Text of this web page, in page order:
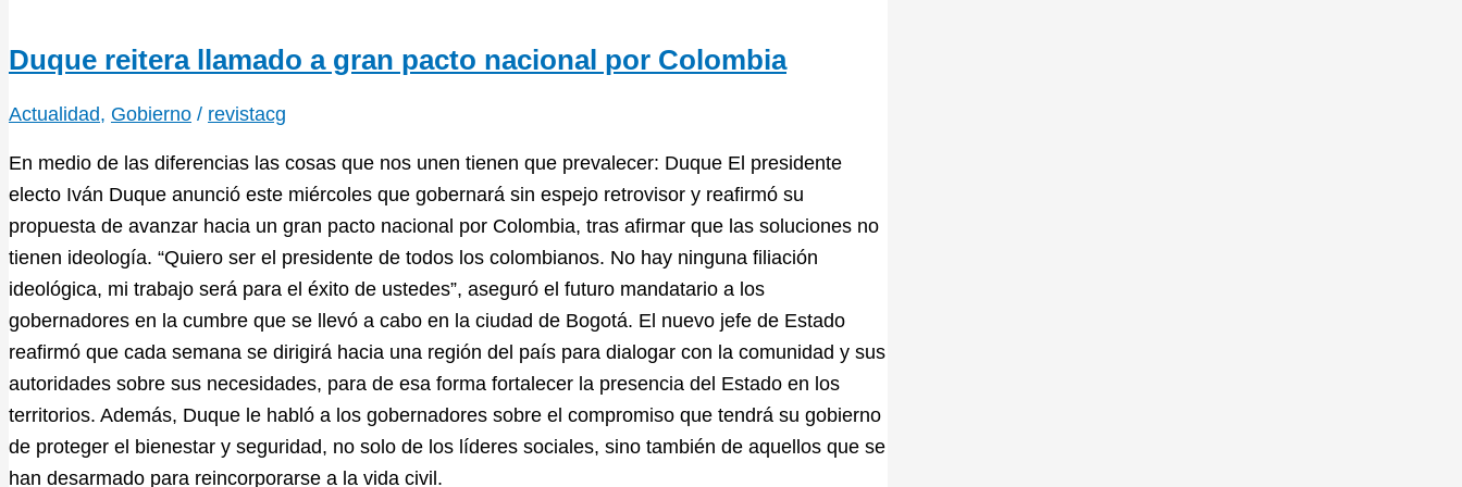
Duque reitera llamado a gran pacto nacional por Colombia
Actualidad, Gobierno / revistacg
En medio de las diferencias las cosas que nos unen tienen que prevalecer: Duque El presidente
electo Iván Duque anunció este miércoles que gobernará sin espejo retrovisor y reafirmó su
propuesta de avanzar hacia un gran pacto nacional por Colombia, tras afirmar que las soluciones no
tienen ideología. “Quiero ser el presidente de todos los colombianos. No hay ninguna filiación
ideológica, mi trabajo será para el éxito de ustedes”, aseguró el futuro mandatario a los
gobernadores en la cumbre que se llevó a cabo en la ciudad de Bogotá. El nuevo jefe de Estado
reafirmó que cada semana se dirigirá hacia una región del país para dialogar con la comunidad y sus
autoridades sobre sus necesidades, para de esa forma fortalecer la presencia del Estado en los
territorios. Además, Duque le habló a los gobernadores sobre el compromiso que tendrá su gobierno
de proteger el bienestar y seguridad, no solo de los líderes sociales, sino también de aquellos que se
han desarmado para reincorporarse a la vida civil.